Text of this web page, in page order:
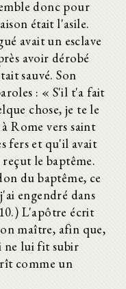
donc pour
était l'asile.
avait un esclave
avoir dérobé
sauvé. Son
: « S'il t'a fait
chose, je te le
Rome vers saint
fers et qu'il avait
le baptême.
du baptême, ce
engendré dans
L'apôtre écrit
maître, afin que,
ne lui fit subir
comme un